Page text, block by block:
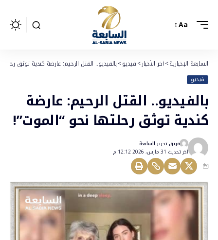
Aa
السابعة الإخبارية>آخر الأخبار>فيديو>بالفيديو.. القتل الرحيم: عارضة كندية توثق
فيديو
بالفيديو.. القتل الرحيم: عارضة
كندية توثق رحلتها نحو “الموت”!
أخر تحديث 31 مارس، 2026 12:12 م
فريق تحرير السابعة